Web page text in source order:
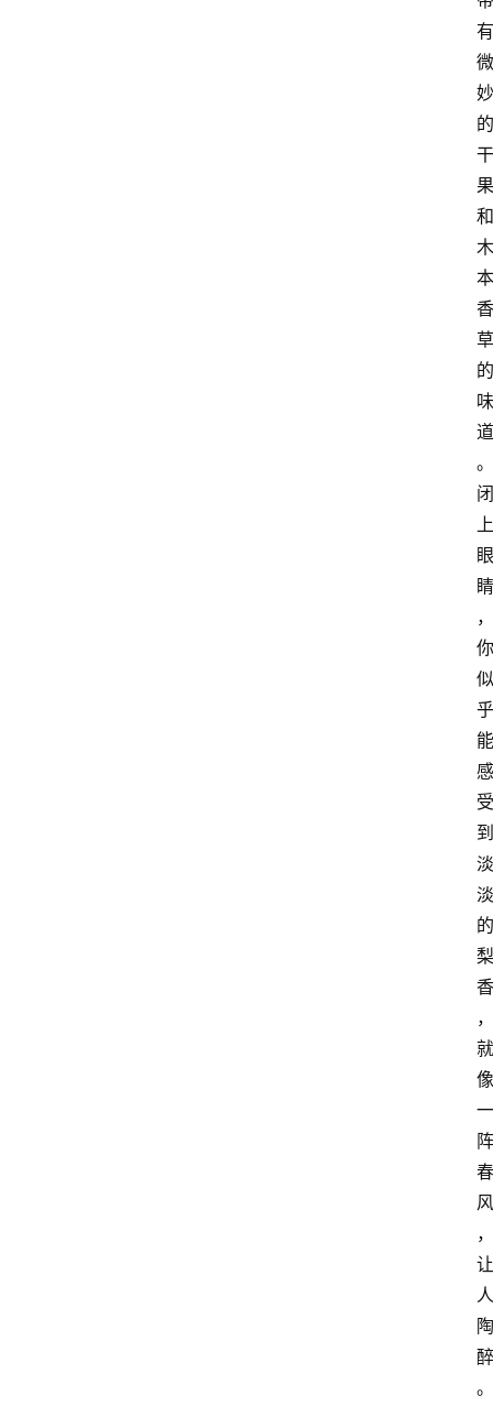
有
微
妙
的
干
果
和
木
本
香
草
的
味
道
。
闭
上
眼
睛
，
你
似
乎
能
感
受
到
淡
淡
的
梨
香
，
就
像
一
阵
春
风
，
让
人
陶
醉
。